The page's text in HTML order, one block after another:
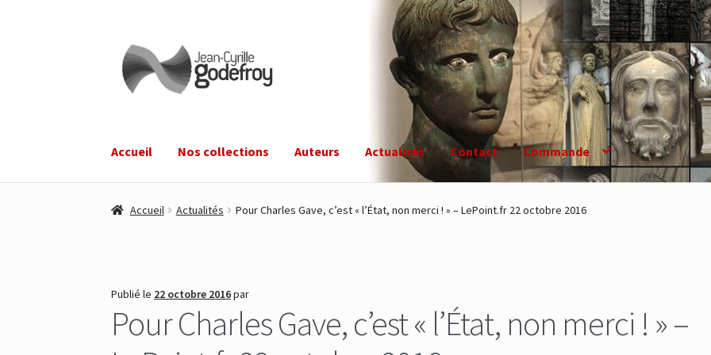
Aller
Aller
au
contenu
Accueil Nos collections Auteurs Actualités Contact Commande
Accueil Actualités Pour Charles Gave, c’est « l’État, non merci ! » – LePoint.fr 22 octobre 2016
Publié le 22 octobre 2016par
Pour Charles Gave, c’est « l’État, non merci ! » –